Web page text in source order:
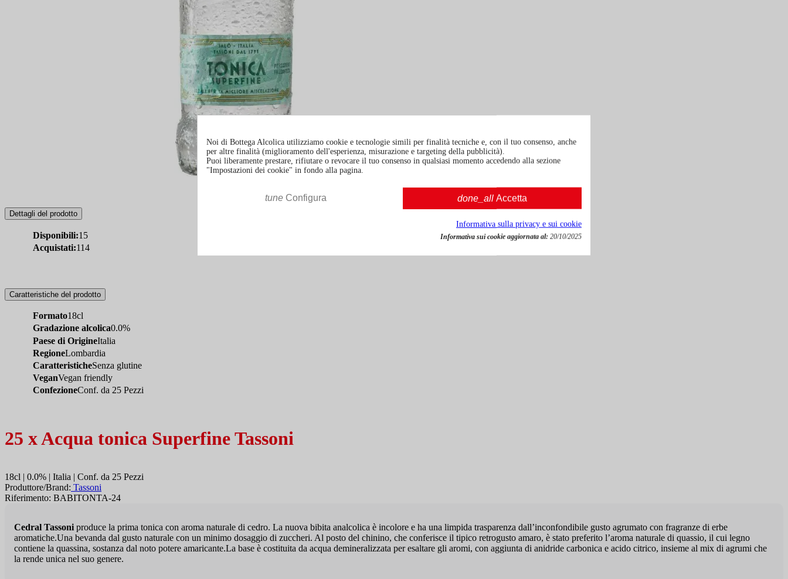
Dettagli del prodotto
Disponibili:15
Acquistati:114
Caratteristiche del prodotto
Formato18cl
Gradazione alcolica0.0%
Paese di OrigineItalia
RegioneLombardia
CaratteristicheSenza glutine
VeganVegan friendly
ConfezioneConf. da 25 Pezzi
25 x Acqua tonica Superfine Tassoni
18cl | 0.0% | Italia | Conf. da 25 Pezzi
Produttore/Brand: Tassoni
Riferimento: BABITONTA-24
Cedral Tassoni produce la prima tonica con aroma naturale di cedro. La nuova bibita analcolica è incolore e ha una limpida trasparenza dall’inconfondibile gusto agrumato con fragranze di erbe
aromatiche.Una bevanda dal gusto naturale con un minimo dosaggio di zuccheri. Al posto del chinino, che conferisce il tipico retrogusto amaro, è stato preferito l’aroma naturale di quassio, il cui legno
contiene la quassina, sostanza dal noto potere amaricante.La base è costituita da acqua demineralizzata per esaltare gli aromi, con aggiunta di anidride carbonica e acido citrico, insieme al mix di agrumi che
la rende unica nel suo genere.
Noi di Bottega Alcolica utilizziamo cookie e tecnologie simili per finalità tecniche e, con il tuo consenso, anche
per altre finalità (miglioramento dell'esperienza, misurazione e targeting della pubblicità).
Puoi liberamente prestare, rifiutare o revocare il tuo consenso in qualsiasi momento accedendo alla sezione
"Impostazioni dei cookie" in fondo alla pagina.
tune Configura done_all Accetta
Informativa sulla privacy e sui cookie
Informativa sui cookie aggiornata al: 20/10/2025